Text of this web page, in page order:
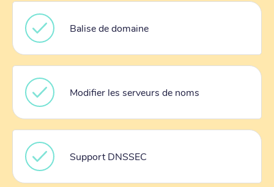
Balise de domaine
Modifier les serveurs de noms
Support DNSSEC